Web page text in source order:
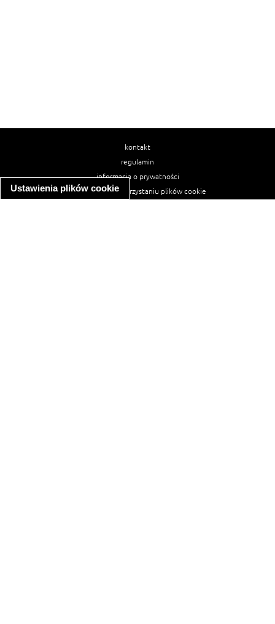
Ustawienia plików cookie
kontakt
regulamin
informacja o prywatności
informacja o wykorzystaniu plików cookie